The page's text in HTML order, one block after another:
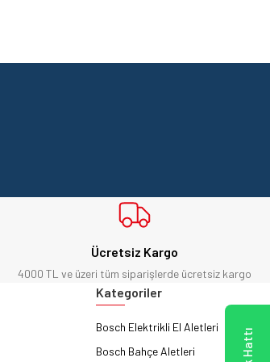
Ücretsiz Kargo
4000 TL ve üzeri tüm siparişlerde ücretsiz kargo
Kategoriler
Bosch Elektrikli El Aletleri
Bosch Bahçe Aletleri